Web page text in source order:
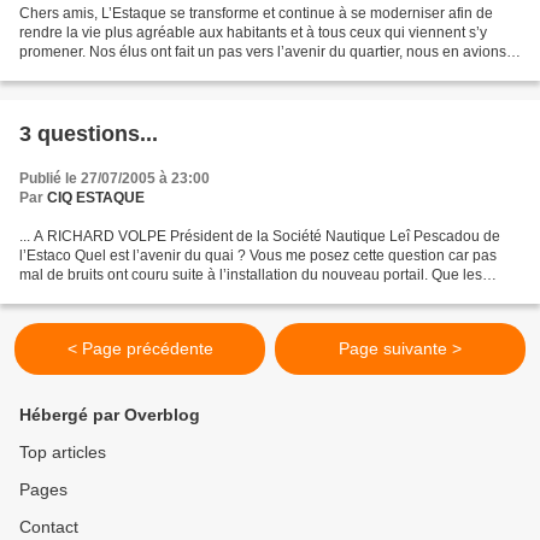
Chers amis, L’Estaque se transforme et continue à se moderniser afin de
rendre la vie plus agréable aux habitants et à tous ceux qui viennent s’y
promener. Nos élus ont fait un pas vers l’avenir du quartier, nous en avions
3 questions...
Publié le 27/07/2005 à 23:00
Par CIQ ESTAQUE
... A RICHARD VOLPE Président de la Société Nautique Leî Pescadou de
l’Estaco Quel est l’avenir du quai ? Vous me posez cette question car pas
mal de bruits ont couru suite à l’installation du nouveau portail. Que les
< Page précédente Page suivante >
Hébergé par Overblog
Top articles
Pages
Contact